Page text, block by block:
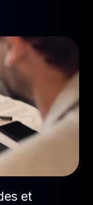
et